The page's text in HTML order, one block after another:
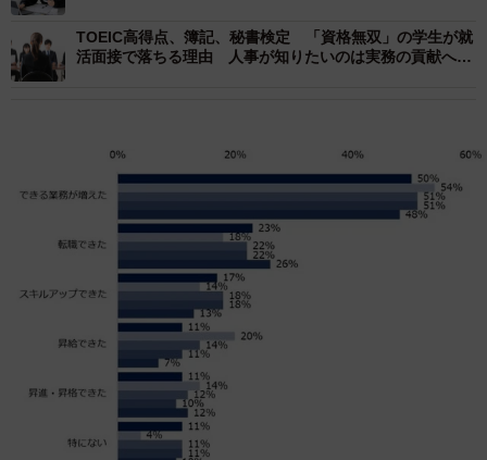
TOEIC高得点、簿記、秘書検定 「資格無双」の学生が就
活面接で落ちる理由 人事が知りたいのは実務の貢献への